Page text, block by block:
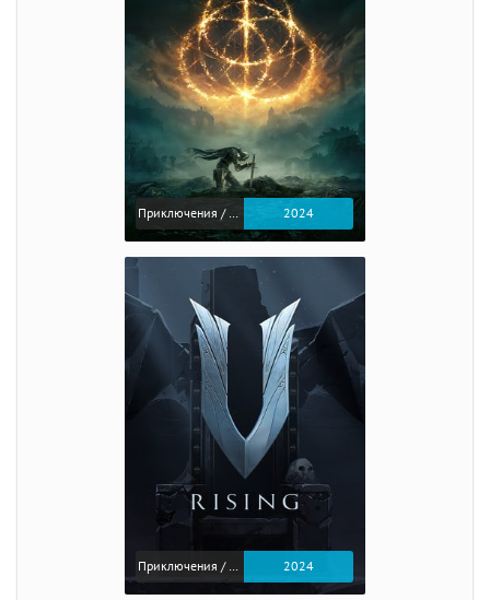
Приключения / Экшен / Ролевые 2024
Приключения / Экшен 2024